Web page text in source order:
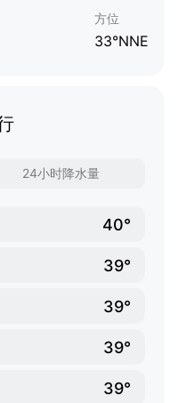
方位
33°NNE
24小时降水量
40°
39°
39°
39°
39°